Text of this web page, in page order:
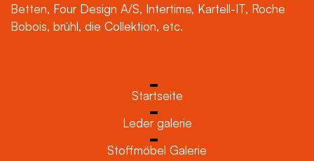
Betten, Four Design A/S, Intertime, Kartell-IT, Roche
Bobois, brühl, die Collektion, etc.
Startseite
Leder galerie
Stoffmöbel Galerie